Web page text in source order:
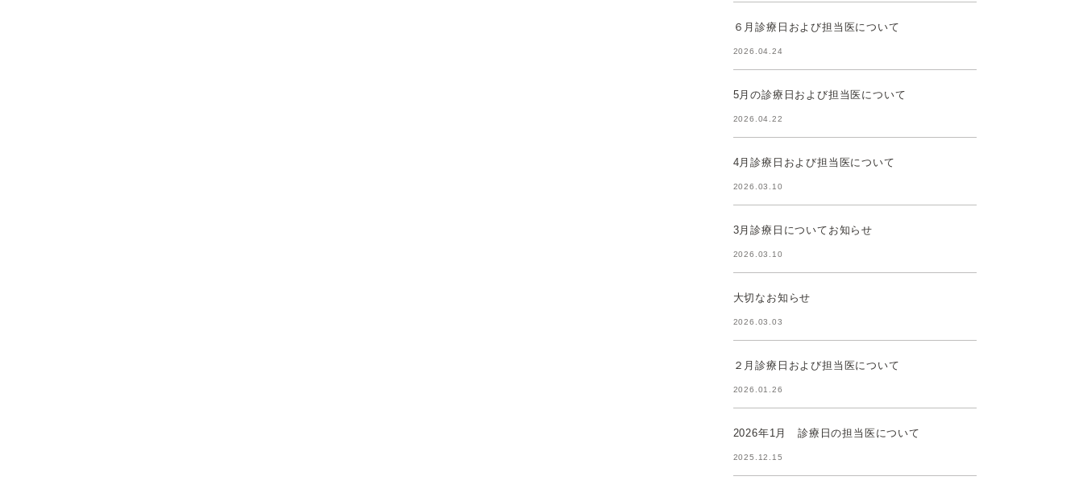
６月診療日および担当医について
2026.04.24
5月の診療日および担当医について
2026.04.22
4月診療日および担当医について
2026.03.10
3月診療日についてお知らせ
2026.03.10
大切なお知らせ
2026.03.03
２月診療日および担当医について
2026.01.26
2026年1月 診療日の担当医について
2025.12.15